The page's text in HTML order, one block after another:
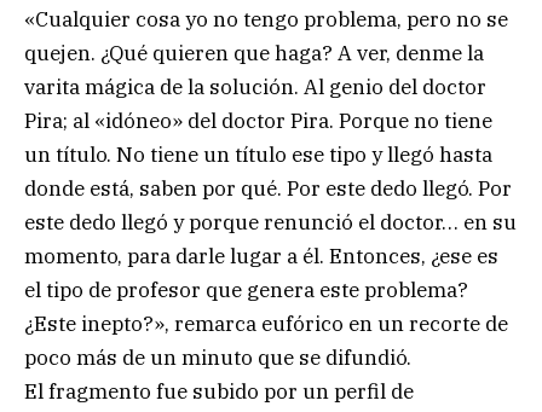
«Cualquier cosa yo no tengo problema, pero no se
quejen. ¿Qué quieren que haga? A ver, denme la
varita mágica de la solución. Al genio del doctor
Pira; al «idóneo» del doctor Pira. Porque no tiene
un título. No tiene un título ese tipo y llegó hasta
donde está, saben por qué. Por este dedo llegó. Por
este dedo llegó y porque renunció el doctor… en su
momento, para darle lugar a él. Entonces, ¿ese es
el tipo de profesor que genera este problema?
¿Este inepto?», remarca eufórico en un recorte de
poco más de un minuto que se difundió.
El fragmento fue subido por un perfil de